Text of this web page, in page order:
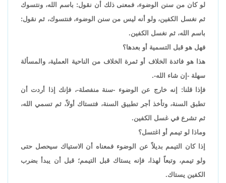
لو كان من سنن الوضوء، فمعنى ذلك أن نقول: باسم الله، ونتسوك
ثم نغسل الكفين، ولو أنه ليس من سنن الوضوء، فنتسوك، ثم نقول:
باسم الله، ثم نغسل الكفين.
فهل هو قبل التسمية أو بعدها؟
هذا هو فائدة الخلاف أو ثمرة الخلاف من الناحية العملية، والمسألة
سهلة -إن شاء الله-.
فإذا قلنا: إنه خارج عن الوضوء -سنة منفصلة-، فإنك إذا أردت أن
تطبق السنة، وتأخذ أجر تطبيق السنة، فتستاك أولاً، ثم تسمي الله،
ثم تشرع في غسل الكفين.
وماذا لو تيمم أو اغتسل؟
إذا كان التيمم بديلاً عن الوضوء فمعناه أن الاستياك سيحصل حتى
ولو تيمم، وتبعاً لهذا، فإنه يستاك قبل التيمم؛ قبل أن يبدأ بضرب
الكفين يستاك.